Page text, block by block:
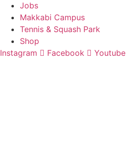
Jobs
Makkabi Campus
Tennis & Squash Park
Shop
Instagram
Facebook Youtube